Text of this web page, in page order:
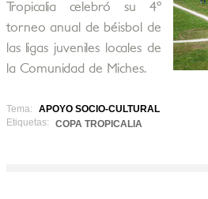
Tropicalia celebró su 4º
torneo anual de béisbol de
las ligas juveniles locales de
la Comunidad de Miches.
Tema:
APOYO SOCIO-CULTURAL
Etiquetas:
COPA TROPICALIA